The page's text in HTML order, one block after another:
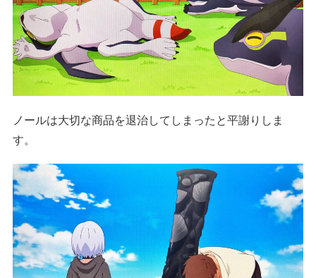
ノールは大切な商品を退治してしまったと平謝りしま
す。